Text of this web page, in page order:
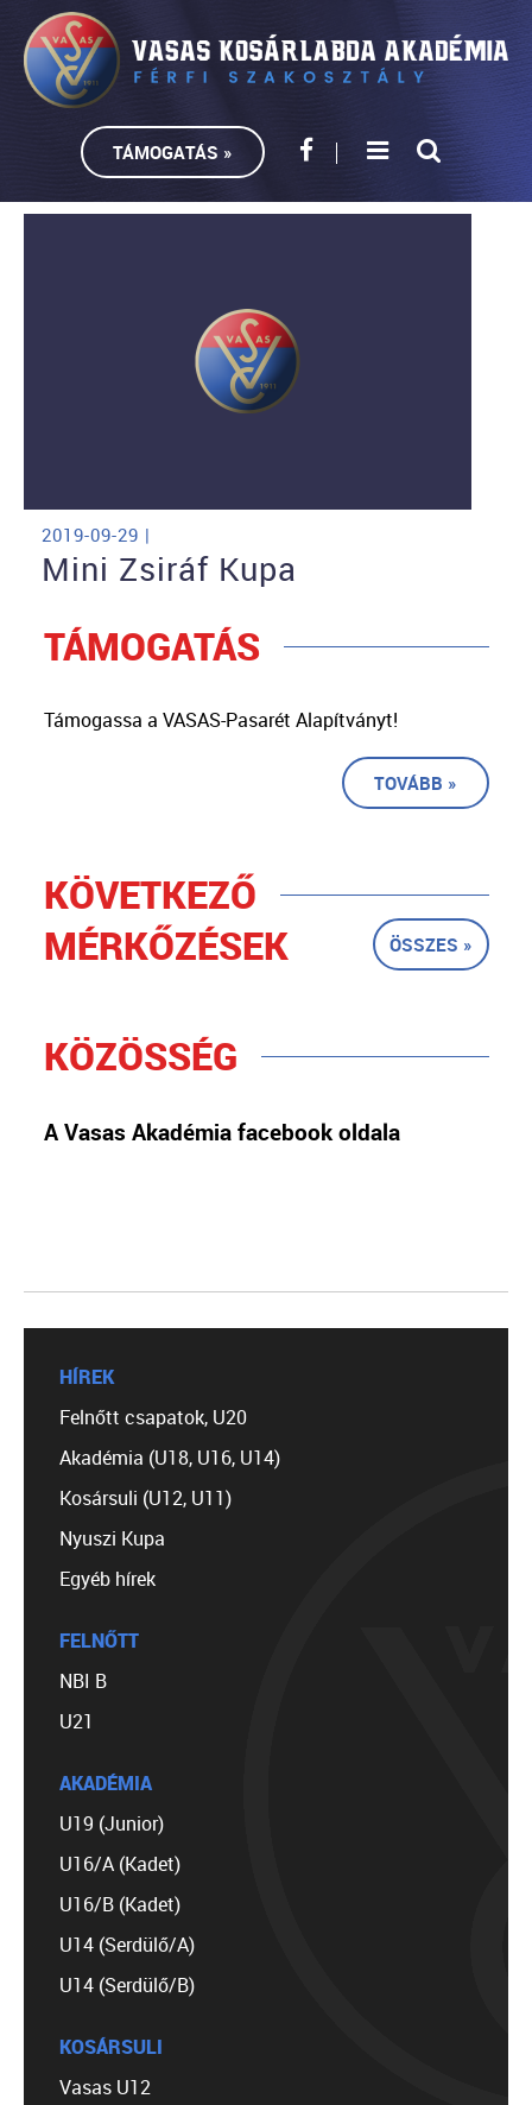
TÁMOGATÁS »
2019-09-29 |
Mini Zsiráf Kupa
TÁMOGATÁS
Támogassa a VASAS-Pasarét Alapítványt!
TOVÁBB »
KÖVETKEZŐ
MÉRKŐZÉSEK
ÖSSZES »
KÖZÖSSÉG
A Vasas Akadémia facebook oldala
HÍREK
Felnőtt csapatok, U20
Akadémia (U18, U16, U14)
Kosársuli (U12, U11)
Nyuszi Kupa
Egyéb hírek
FELNŐTT
NBI B
U21
AKADÉMIA
U19 (Junior)
U16/A (Kadet)
U16/B (Kadet)
U14 (Serdülő/A)
U14 (Serdülő/B)
KOSÁRSULI
Vasas U12